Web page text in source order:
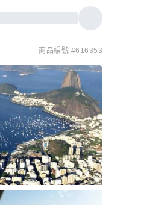
商品編號 #616353